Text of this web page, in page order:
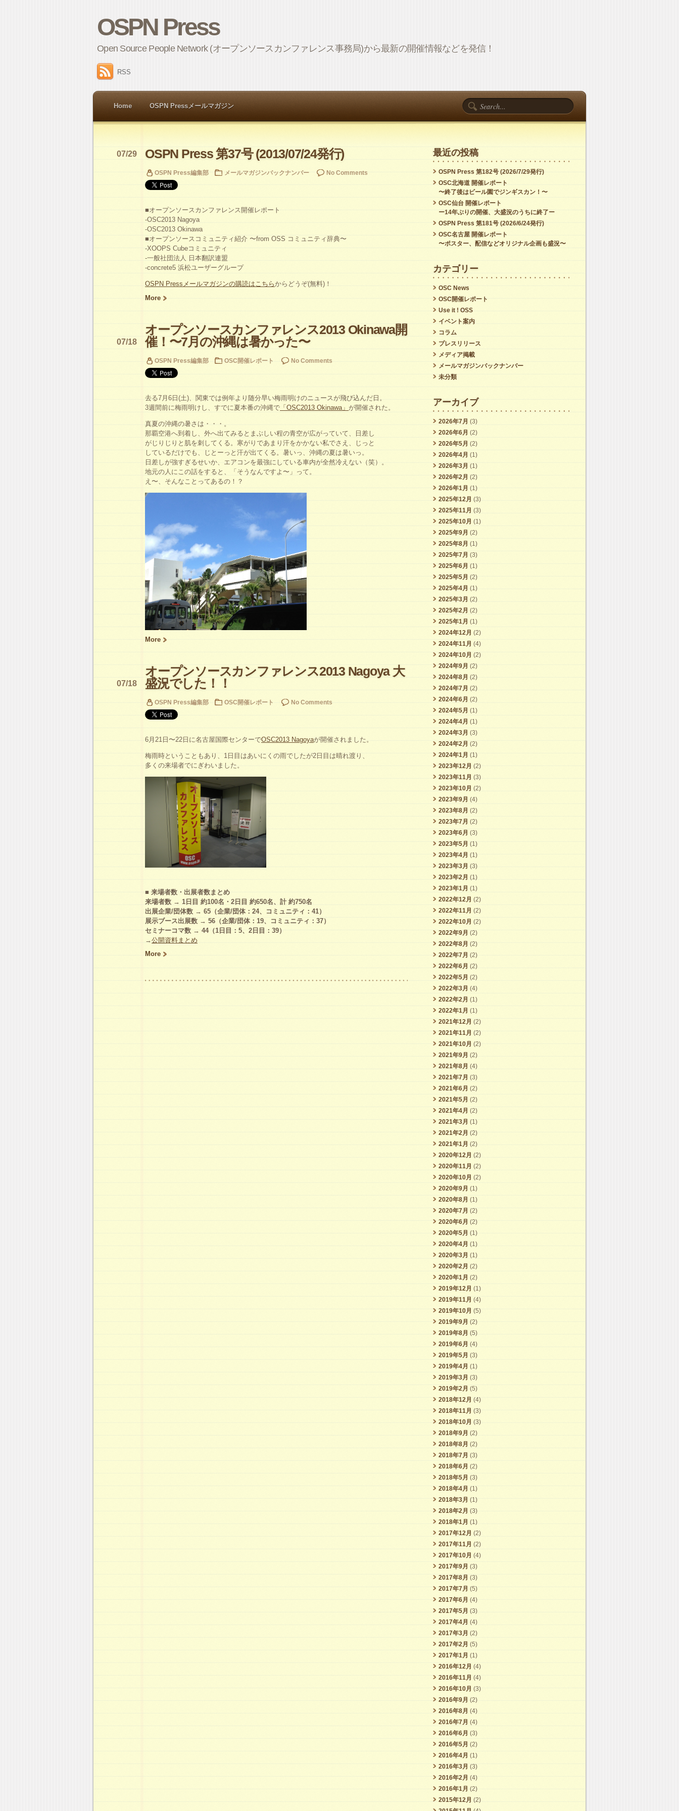
OSPN Press
Open Source People Network (オープンソースカンファレンス事務局)から最新の開催情報などを発信！
RSS
Home OSPN Pressメールマガジン
OSPN Press 第37号 (2013/07/24発行)
07/29
OSPN Press編集部 メールマガジンバックナンバー No Comments
■オープンソースカンファレンス開催レポート
-OSC2013 Nagoya
-OSC2013 Okinawa
■オープンソースコミュニティ紹介 〜from OSS コミュニティ辞典〜
-XOOPS Cubeコミュニティ
-一般社団法人 日本翻訳連盟
-concrete5 浜松ユーザーグループ
OSPN Pressメールマガジンの購読はこちらからどうぞ(無料)！
More
オープンソースカンファレンス2013 Okinawa開
催！〜7月の沖縄は暑かった〜
07/18
OSPN Press編集部 OSC開催レポート No Comments
去る7月6日(土)、関東では例年より随分早い梅雨明けのニュースが飛び込んだ日。
3週間前に梅雨明けし、すでに夏本番の沖縄で 「OSC2013 Okinawa」 が開催された。
真夏の沖縄の暑さは・・・。
那覇空港へ到着し、外へ出てみるとまぶしい程の青空が広がっていて、日差し
がじりじりと肌を刺してくる。寒がりであまり汗をかかない私でさえ、じっと
しているだけでも、じとーっと汗が出てくる。暑いっ、沖縄の夏は暑いっ。
日差しが強すぎるせいか、エアコンを最強にしている車内が全然冷えない（笑）。
地元の人にこの話をすると、「そうなんですよ〜」って。
え〜、そんなことってあるの！？
More
オープンソースカンファレンス2013 Nagoya 大
盛況でした！！
07/18
OSPN Press編集部 OSC開催レポート No Comments
6月21日〜22日に名古屋国際センターでOSC2013 Nagoyaが開催されました。
梅雨時ということもあり、1日目はあいにくの雨でしたが2日目は晴れ渡り、
多くの来場者でにぎわいました。
■ 来場者数・出展者数まとめ
来場者数 → 1日目 約100名・2日目 約650名、計 約750名
出展企業/団体数 → 65（企業/団体：24、コミュニティ：41）
展示ブース出展数 → 56（企業/団体：19、コミュニティ：37）
セミナーコマ数 → 44（1日目：5、2日目：39）
→公開資料まとめ
More
最近の投稿
OSPN Press 第182号 (2026/7/29発行)
OSC北海道 開催レポート
〜終了後はビール園でジンギスカン！〜
OSC仙台 開催レポート
ー14年ぶりの開催、大盛況のうちに終了ー
OSPN Press 第181号 (2026/6/24発行)
OSC名古屋 開催レポート
〜ポスター、配信などオリジナル企画も盛況〜
カテゴリー
OSC News
OSC開催レポート
Use it ! OSS
イベント案内
コラム
プレスリリース
メディア掲載
メールマガジンバックナンバー
未分類
アーカイブ
2026年7月 (3)
2026年6月 (2)
2026年5月 (2)
2026年4月 (1)
2026年3月 (1)
2026年2月 (2)
2026年1月 (1)
2025年12月 (3)
2025年11月 (3)
2025年10月 (1)
2025年9月 (2)
2025年8月 (1)
2025年7月 (3)
2025年6月 (1)
2025年5月 (2)
2025年4月 (1)
2025年3月 (2)
2025年2月 (2)
2025年1月 (1)
2024年12月 (2)
2024年11月 (4)
2024年10月 (2)
2024年9月 (2)
2024年8月 (2)
2024年7月 (2)
2024年6月 (2)
2024年5月 (1)
2024年4月 (1)
2024年3月 (3)
2024年2月 (2)
2024年1月 (1)
2023年12月 (2)
2023年11月 (3)
2023年10月 (2)
2023年9月 (4)
2023年8月 (2)
2023年7月 (2)
2023年6月 (3)
2023年5月 (1)
2023年4月 (1)
2023年3月 (3)
2023年2月 (1)
2023年1月 (1)
2022年12月 (2)
2022年11月 (2)
2022年10月 (2)
2022年9月 (2)
2022年8月 (2)
2022年7月 (2)
2022年6月 (2)
2022年5月 (2)
2022年3月 (4)
2022年2月 (1)
2022年1月 (1)
2021年12月 (2)
2021年11月 (2)
2021年10月 (2)
2021年9月 (2)
2021年8月 (4)
2021年7月 (3)
2021年6月 (2)
2021年5月 (2)
2021年4月 (2)
2021年3月 (1)
2021年2月 (2)
2021年1月 (2)
2020年12月 (2)
2020年11月 (2)
2020年10月 (2)
2020年9月 (1)
2020年8月 (1)
2020年7月 (2)
2020年6月 (2)
2020年5月 (1)
2020年4月 (1)
2020年3月 (1)
2020年2月 (2)
2020年1月 (2)
2019年12月 (1)
2019年11月 (4)
2019年10月 (5)
2019年9月 (2)
2019年8月 (5)
2019年6月 (4)
2019年5月 (3)
2019年4月 (1)
2019年3月 (3)
2019年2月 (5)
2018年12月 (4)
2018年11月 (3)
2018年10月 (3)
2018年9月 (2)
2018年8月 (2)
2018年7月 (3)
2018年6月 (2)
2018年5月 (3)
2018年4月 (1)
2018年3月 (1)
2018年2月 (3)
2018年1月 (1)
2017年12月 (2)
2017年11月 (2)
2017年10月 (4)
2017年9月 (3)
2017年8月 (3)
2017年7月 (5)
2017年6月 (4)
2017年5月 (3)
2017年4月 (4)
2017年3月 (2)
2017年2月 (5)
2017年1月 (1)
2016年12月 (4)
2016年11月 (4)
2016年10月 (3)
2016年9月 (2)
2016年8月 (4)
2016年7月 (4)
2016年6月 (3)
2016年5月 (2)
2016年4月 (1)
2016年3月 (3)
2016年2月 (4)
2016年1月 (2)
2015年12月 (2)